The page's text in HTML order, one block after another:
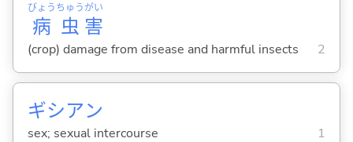
病
びょう
虫
ちゅう
害
がい
(crop) damage from disease and harmful insects 2
ギシアン
sex; sexual intercourse 1